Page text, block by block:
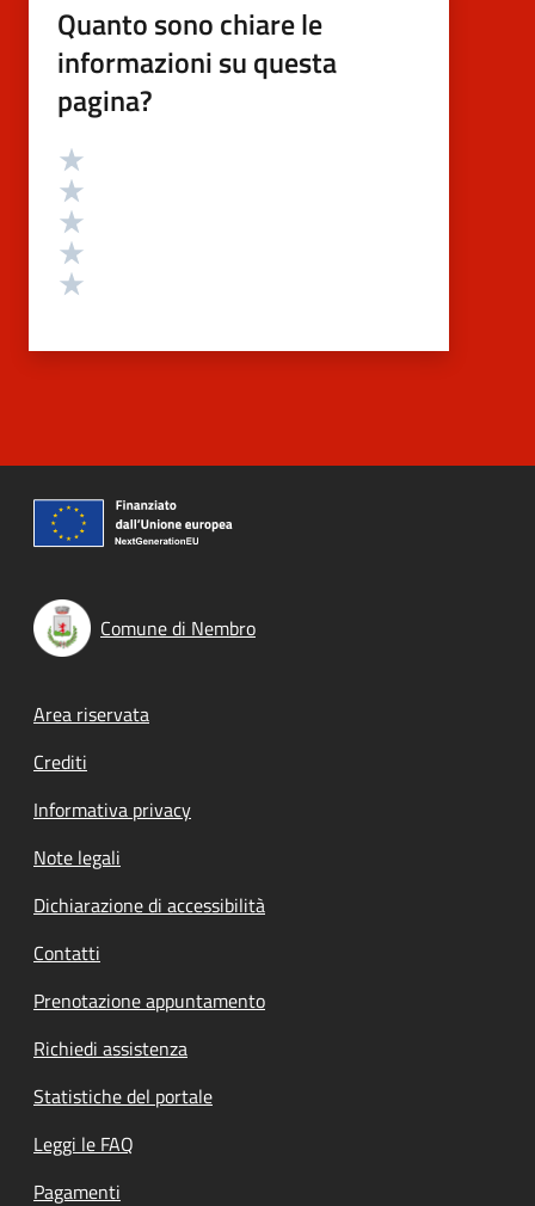
Quanto sono chiare le
informazioni su questa
pagina?
Valutazione
Comune di Nembro
Footer menu
Area riservata
Crediti
Informativa privacy
Note legali
Dichiarazione di accessibilità
Contatti
Prenotazione appuntamento
Richiedi assistenza
Statistiche del portale
Leggi le FAQ
Pagamenti